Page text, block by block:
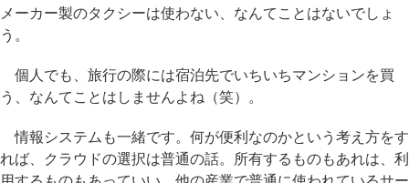
メーカー製のタクシーは使わない、なんてことはないでしょ
う。
個人でも、旅行の際には宿泊先でいちいちマンションを買
う、なんてことはしませんよね（笑）。
情報システムも一緒です。何が便利なのかという考え方をす
れば、クラウドの選択は普通の話。所有するものもあれは、利